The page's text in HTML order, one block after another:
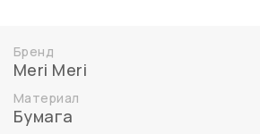
Бренд
Meri Meri
Материал
Бумага